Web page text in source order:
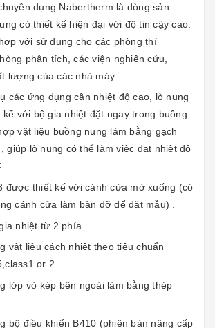
dụng Nabertherm là dòng sản
có thiết kế hiện đại với độ tin cậy cao.
với sử dụng cho các phòng thí
phân tích, các viện nghiên cứu,
lượng của các nhà máy..
các ứng dụng cần nhiệt độ cao, lò nung
với bộ gia nhiệt đặt ngay trong buồng
vật liệu buồng nung làm bằng gạch
giúp lò nung có thể làm việc đạt nhiệt độ
được thiết kế với cánh cửa mở xuống (có
cánh cửa làm bàn đỡ để đặt mẫu) .
nhiệt từ 2 phía
vật liệu cách nhiệt theo tiêu chuẩn
or 2
lớp vỏ kép bên ngoài làm bằng thép
bộ điều khiển B410 (phiên bản nâng cấp